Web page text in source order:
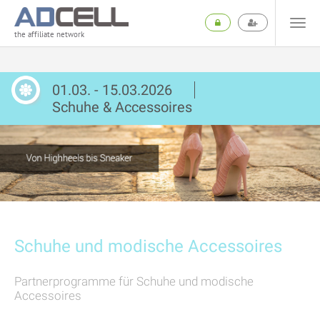
the affiliate network
01.03. - 15.03.2026
Schuhe & Accessoires
Schuhe und modische Accessoires
Partnerprogramme für Schuhe und modische
Accessoires